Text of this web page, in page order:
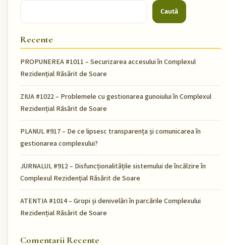
Caută
Recente
PROPUNEREA #1011 – Securizarea accesului în Complexul
Rezidențial Răsărit de Soare
ZIUA #1022 – Problemele cu gestionarea gunoiului în Complexul
Rezidențial Răsărit de Soare
PLANUL #917 – De ce lipsesc transparența și comunicarea în
gestionarea complexului?
JURNALUL #912 – Disfuncționalitățile sistemului de încălzire în
Complexul Rezidențial Răsărit de Soare
ATENTIA #1014 – Gropi și denivelări în parcările Complexului
Rezidențial Răsărit de Soare
Comentarii Recente